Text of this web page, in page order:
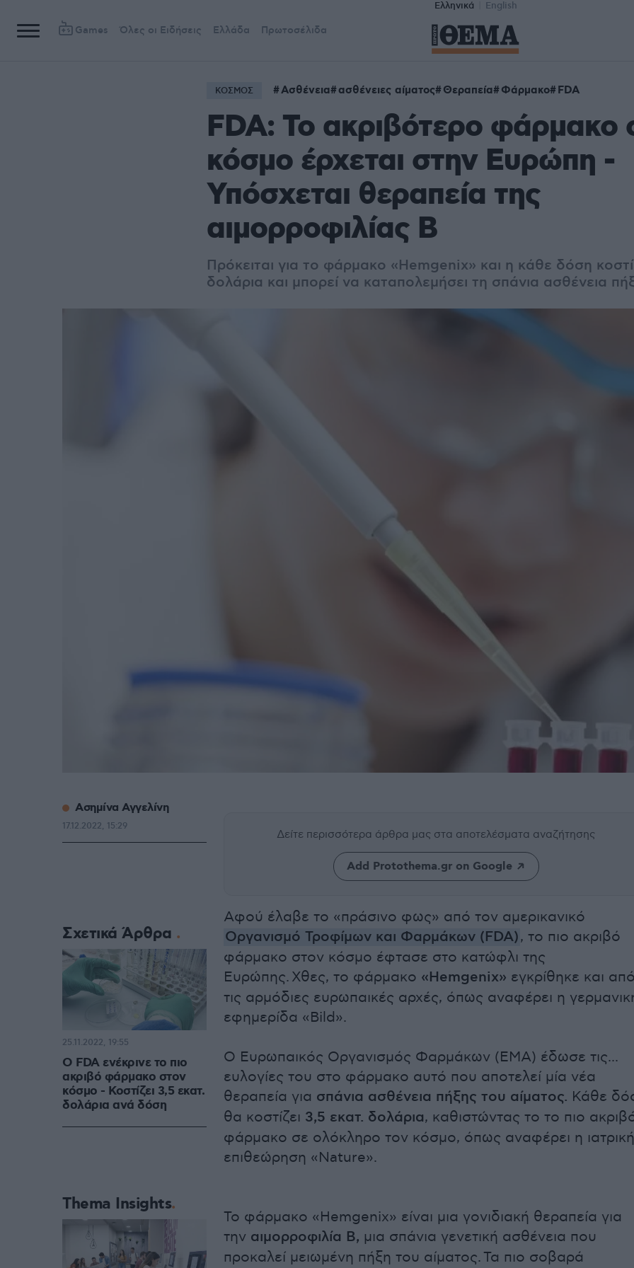
Ελληνικά English
Games Όλες οι Ειδήσεις Ελλάδα Πρωτοσέλιδα
ΚΟΣΜΟΣ Ασθένεια ασθένειες αίματος Θεραπεία Φάρμακο FDA
FDA: Το ακριβότερο φάρμακο
κόσμο έρχεται στην Ευρώπη -
Υπόσχεται θεραπεία της
αιμορροφιλίας Β
Πρόκειται για το φάρμακο «Hemgenix» και η κάθε δόση
δολάρια και μπορεί να καταπολεμήσει τη σπάνια ασθένεια
Δείτε περισσότερα άρθρα μας στα αποτελέσματα αναζήτησης
Add Protothema.gr on Google
Αφού έλαβε το «πράσινο φως» από τον αμερικανικό
Οργανισμό Τροφίμων και Φαρμάκων (FDA), το πιο ακριβό
φάρμακο στον κόσμο έφτασε στο κατώφλι της
Ευρώπης. Χθες, το φάρμακο «Hemgenix» εγκρίθηκε και
τις αρμόδιες ευρωπαικές αρχές, όπως αναφέρει η
εφημερίδα «Bild».
Ο Ευρωπαικός Οργανισμός Φαρμάκων (EMA) έδωσε τις...
ευλογίες του στο φάρμακο αυτό που αποτελεί μία νέα
θεραπεία για σπάνια ασθένεια πήξης του αίματος. Κάθε
θα κοστίζει 3,5 εκατ. δολάρια, καθιστώντας το το πιο
φάρμακο σε ολόκληρο τον κόσμο, όπως αναφέρει η ιατρική
επιθεώρηση «Nature».
Το φάρμακο «Hemgenix» είναι μια γονιδιακή θεραπεία για
την αιμορροφιλία Β, μια σπάνια γενετική ασθένεια που
προκαλεί μειωμένη πήξη του αίματος. Τα πιο σοβαρά
Ασημίνα Αγγελίνη
17.12.2022, 15:29
Σχετικά Άρθρα
Ο FDA ενέκρινε το πιο
ακριβό φάρμακο στον
κόσμο - Κοστίζει 3,5 εκατ.
δολάρια ανά δόση
25.11.2022, 19:55
Thema Insights